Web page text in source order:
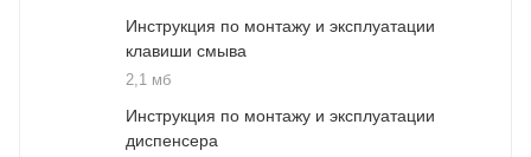
Инструкция по монтажу и эксплуатации
клавиши смыва
2,1 мб
Инструкция по монтажу и эксплуатации
диспенсера